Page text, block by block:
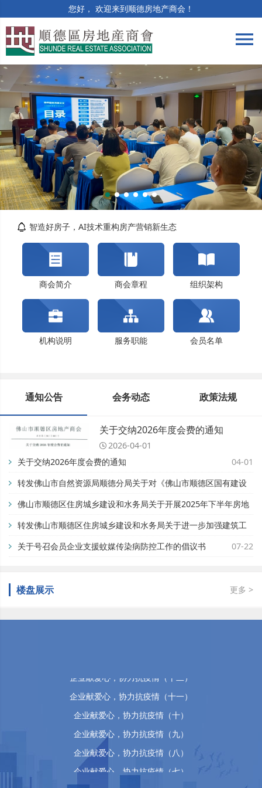
您好， 欢迎来到顺德房地产商会！
menu
筑牢合规防线 | 竣工验收与保修阶段法律风险...
精准解读提质效 | 房土两税专题培训顺利举办
智造好房子，AI技术重构房产营销新生态
关于交纳2026年度会费的通知
转发佛山市自然资源局顺德分局关于对《佛山市...
佛山市顺德区住房城乡建设和水务局关于开展202...
关于交纳2024年度会费的通知
商会简介 商会章程 组织架构
机构说明 服务职能 会员名单
通知公告 会务动态 政策法规
关于交纳2026年度会费的通知
2026-04-01
关于交纳2026年度会费的通知
04-01
转发佛山市自然资源局顺德分局关于对《佛山市顺德区国有建设
用地开竣工管理办法》公平竞争审查征求公众意见的公告【佛自
然资顺告〔2025〕93号】
11-28
佛山市顺德区住房城乡建设和水务局关于开展2025年下半年房地
产市场专项检查的通知
08-28
转发佛山市顺德区住房城乡建设和水务局关于进一步加强建筑工
地蚊媒传染病疫情防控工作的通知
07-29
关于号召会员企业支援蚊媒传染病防控工作的倡议书 07-22
楼盘展示
更多 >
企业献爱心，协力抗疫情（十五）
企业献爱心，协力抗疫情（十一）
企业献爱心，协力抗疫情（十）
企业献爱心，协力抗疫情（九）
企业献爱心，协力抗疫情（八）
企业献爱心，协力抗疫情（七）